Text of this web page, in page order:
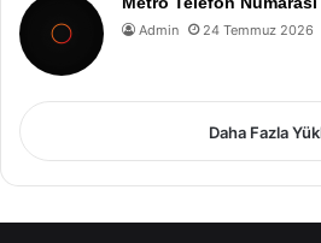
Admin 24 Temmuz 2026
Daha Fazla